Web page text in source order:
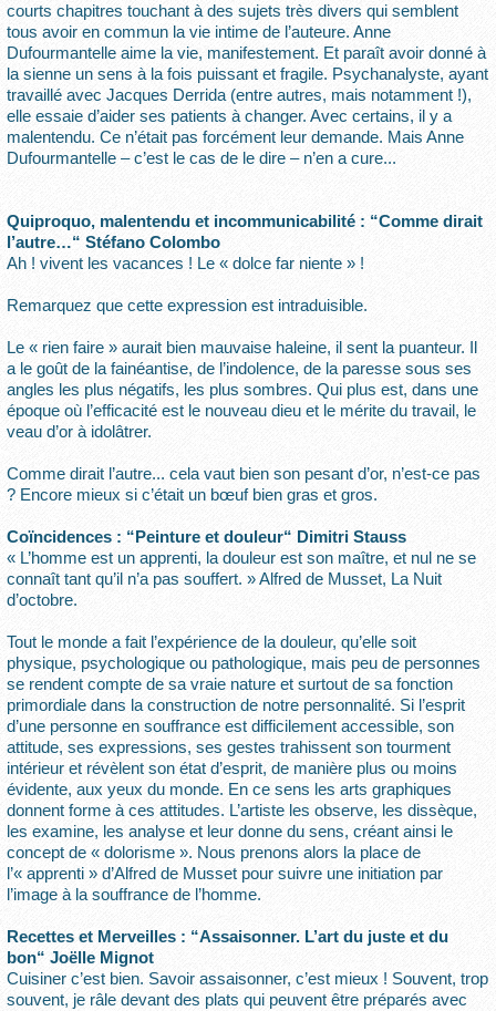
courts chapitres touchant à des sujets très divers qui semblent
tous avoir en commun la vie intime de l’auteure. Anne
Dufourmantelle aime la vie, manifestement. Et paraît avoir donné à
la sienne un sens à la fois puissant et fragile. Psychanalyste, ayant
travaillé avec Jacques Derrida (entre autres, mais notamment !),
elle essaie d’aider ses patients à changer. Avec certains, il y a
malentendu. Ce n’était pas forcément leur demande. Mais Anne
Dufourmantelle – c’est le cas de le dire – n’en a cure...
Quiproquo, malentendu et incommunicabilité : “Comme dirait
l’autre…“ Stéfano Colombo
Ah ! vivent les vacances ! Le « dolce far niente » !
Remarquez que cette expression est intraduisible.
Le « rien faire » aurait bien mauvaise haleine, il sent la puanteur. Il
a le goût de la fainéantise, de l’indolence, de la paresse sous ses
angles les plus négatifs, les plus sombres. Qui plus est, dans une
époque où l’efficacité est le nouveau dieu et le mérite du travail, le
veau d’or à idolâtrer.
Comme dirait l’autre... cela vaut bien son pesant d’or, n’est-ce pas
? Encore mieux si c’était un bœuf bien gras et gros.
Coïncidences : “Peinture et douleur“ Dimitri Stauss
« L’homme est un apprenti, la douleur est son maître, et nul ne se
connaît tant qu’il n’a pas souffert. » Alfred de Musset, La Nuit
d’octobre.
Tout le monde a fait l’expérience de la douleur, qu’elle soit
physique, psychologique ou pathologique, mais peu de personnes
se rendent compte de sa vraie nature et surtout de sa fonction
primordiale dans la construction de notre personnalité. Si l’esprit
d’une personne en souffrance est difficilement accessible, son
attitude, ses expressions, ses gestes trahissent son tourment
intérieur et révèlent son état d’esprit, de manière plus ou moins
évidente, aux yeux du monde. En ce sens les arts graphiques
donnent forme à ces attitudes. L’artiste les observe, les dissèque,
les examine, les analyse et leur donne du sens, créant ainsi le
concept de « dolorisme ». Nous prenons alors la place de
l’« apprenti » d’Alfred de Musset pour suivre une initiation par
l’image à la souffrance de l’homme.
Recettes et Merveilles : “Assaisonner. L’art du juste et du
bon“ Joëlle Mignot
Cuisiner c’est bien. Savoir assaisonner, c’est mieux ! Souvent, trop
souvent, je râle devant des plats qui peuvent être préparés avec